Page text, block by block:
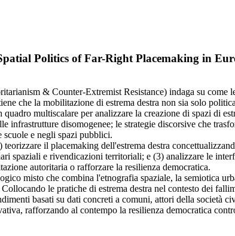
Politics of Far-Right Placemaking in
& Counter-Extremist Resistance) indaga su
che la mobilitazione di estrema destra non sia solo
multiscalare per analizzare la creazione di spazi di
infrastrutture disomogenee; le strategie discorsive che
e negli spazi pubblici.
il placemaking dell'estrema destra
spaziali e rivendicazioni territoriali; e (3) analizzare le
autoritaria o rafforzare la resilienza democratica.
misto che combina l'etnografia spaziale, la semiotica
le pratiche di estrema destra nel contesto dei
basati su dati concreti a comuni, attori della società
rafforzando al contempo la resilienza democratica